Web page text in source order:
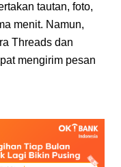
tautan, foto,
menit. Namun,
Threads dan
mengirim pesan